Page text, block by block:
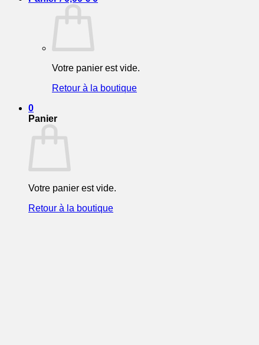
Votre panier est vide.
Retour à la boutique
0
Panier
Votre panier est vide.
Retour à la boutique